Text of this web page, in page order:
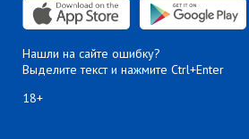
Нашли на сайте ошибку?
Выделите текст и нажмите Ctrl+Enter
18+